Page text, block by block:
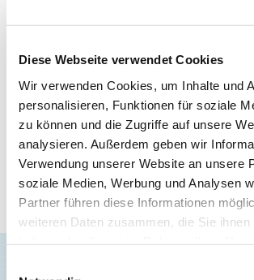
Diese Webseite verwendet Cookies
Wir verwenden Cookies, um Inhalte und
personalisieren, Funktionen für soziale
zu können und die Zugriffe auf unsere
analysieren. Außerdem geben wir
Verwendung unserer Website an unsere
soziale Medien, Werbung und Analysen
Partner führen diese Informationen
weiteren Daten zusammen, die Sie ihnen
fabriquer, il éclate en deux noyaux
Pourtant, il aurait tout pour être
son double doublet de neutrons